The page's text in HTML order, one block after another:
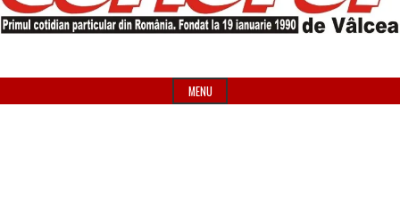
Curierul
Header
Widget
MENU